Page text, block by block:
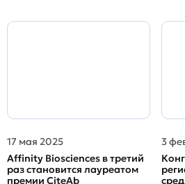
17 мая 2025
Affinity Biosciences в третий
раз становится лауреатом
премии CiteAb
3